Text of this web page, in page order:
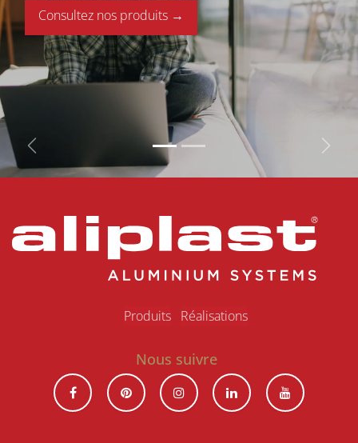
Consultez nos produits →
Vorige
Produits R​éalisations
Nous suivre